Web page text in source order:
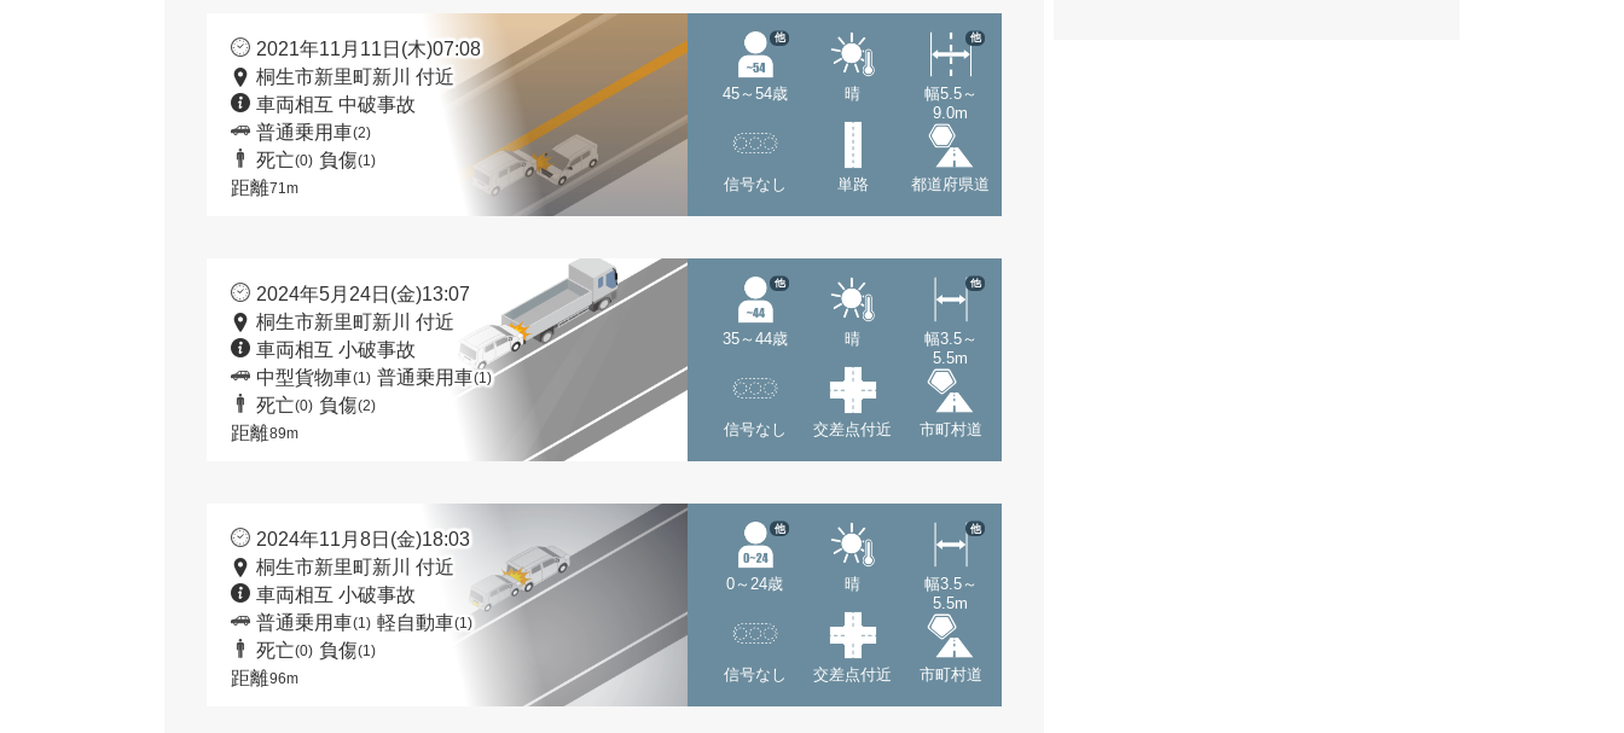
2021年11月11日(木)07:08
桐生市新里町新川 付近
車両相互 中破事故
普通乗用車(2)
死亡(0) 負傷(1)
距離71m
45～54歳
他
晴
幅5.5～
9.0m
他
信号なし 単路 都道府県道
2024年5月24日(金)13:07
桐生市新里町新川 付近
車両相互 小破事故
中型貨物車(1) 普通乗用車(1)
死亡(0) 負傷(2)
距離89m
35～44歳
他
晴
幅3.5～
5.5m
他
信号なし 交差点付近 市町村道
2024年11月8日(金)18:03
桐生市新里町新川 付近
車両相互 小破事故
普通乗用車(1) 軽自動車(1)
死亡(0) 負傷(1)
距離96m
0～24歳
他
晴
幅3.5～
5.5m
他
信号なし 交差点付近 市町村道